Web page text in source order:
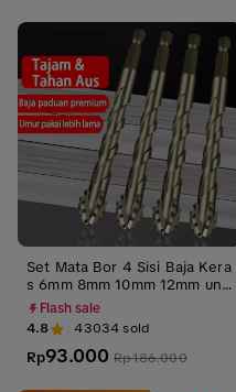
n Presisi untuk Perkakas Kera
Set Mata Bor 4 Sisi Baja Kera
s 6mm 8mm 10mm 12mm unt
uk Keramik Marmer Beton
Flash sale
4.8 43034sold
Rp93.000 Rp186.000